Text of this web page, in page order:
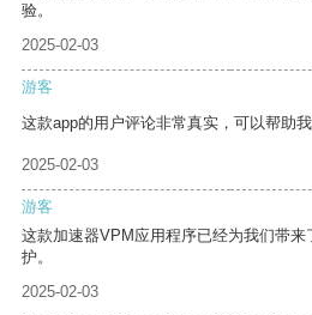
验。
2025-02-03
游客
这款app的用户评论非常真实，可以帮助
2025-02-03
游客
这款加速器VPM应用程序已经为我们带
护。
2025-02-03